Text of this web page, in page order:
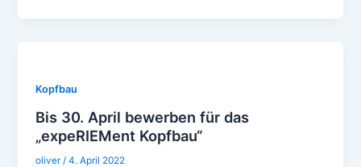
Kopfbau
Bis 30. April bewerben für das
„expeRIEMent Kopfbau“
oliver /4. April 2022